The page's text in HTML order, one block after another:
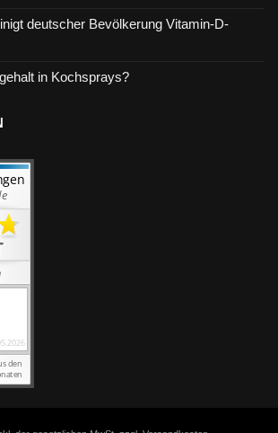
deutscher Bevölkerung Vitamin-D-
in Kochsprays?